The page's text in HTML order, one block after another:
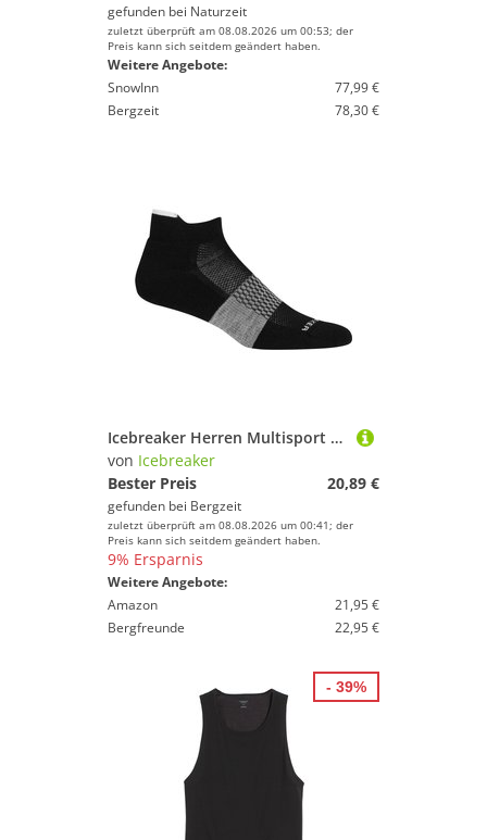
gefunden bei Naturzeit
zuletzt überprüft am 08.08.2026 um 00:53; der
Preis kann sich seitdem geändert haben.
Weitere Angebote:
SnowInn
77,99 €
Bergzeit
78,30 €
Icebreaker Herren Multisport Light Micro Socken
von Icebreaker
Bester Preis
20,89 €
gefunden bei Bergzeit
zuletzt überprüft am 08.08.2026 um 00:41; der
Preis kann sich seitdem geändert haben.
9% Ersparnis
Weitere Angebote:
Amazon
21,95 €
Bergfreunde
22,95 €
- 39%